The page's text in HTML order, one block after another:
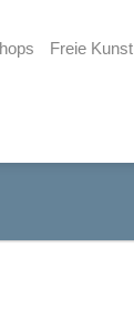
Freie Kunst